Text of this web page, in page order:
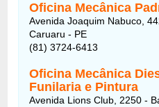
Oficina Mecânica
Avenida Joaquim Nabuco,
Caruaru - PE
(81) 3724-6413
Oficina Mecânica
Funilaria e Pintura
Avenida Lions Club, 2250 -